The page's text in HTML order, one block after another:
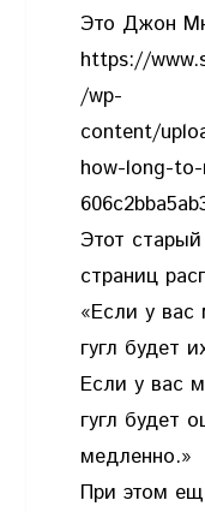
Это Джон
https://
/wp-
content/
how-long-
Этот
страниц
«Если у
гугл будет
Если у вас
гугл будет
медленно.»
При этом